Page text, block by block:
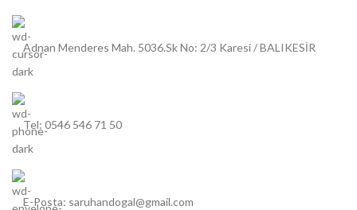
Adnan Menderes Mah. 5036.Sk No: 2/3 Karesi / BALIKESİR
Tel: 0546 546 71 50
E-Posta: saruhandogal@gmail.com